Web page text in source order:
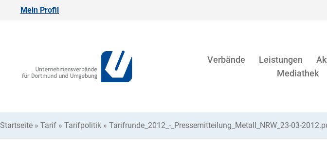
Mein Profil
Verbände Leistungen
Mediathek
Startseite » Tarif » Tarifpolitik » Tarifrunde_2012_-_Pressemitteilung_Metall_NRW_23-03-